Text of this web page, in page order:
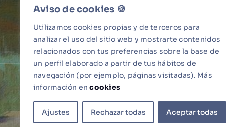
Aviso de cookies 🍪​
Utilizamos cookies propias y de terceros para
analizar el uso del sitio web y mostrarte contenidos
relacionados con tus preferencias sobre la base de
un perfil elaborado a partir de tus hábitos de
navegación (por ejemplo, páginas visitadas). Más
información encookies
Ajustes Rechazar todas Aceptar todas
Antonio